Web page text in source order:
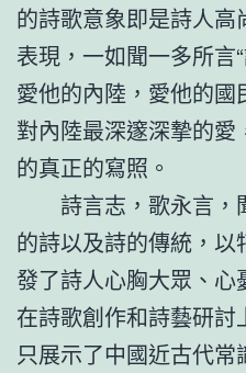
的詩歌意象即是詩人
表現，一如聞一多所言
愛他的內陸，愛他的國
對內陸最深邃深摯的
的真正的寫照。
詩言志，歌永言，
的詩以及詩的傳統，
發了詩人心胸大眾、
在詩歌創作和詩藝研
只展示了中國近古代